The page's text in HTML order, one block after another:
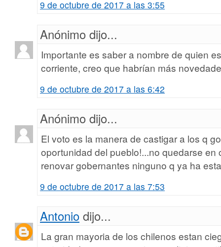
9 de octubre de 2017 a las 3:55
Anónimo dijo...
Importante es saber a nombre de quien
corriente, creo que habrían más
9 de octubre de 2017 a las 6:42
Anónimo dijo...
El voto es la manera de castigar a los q
oportunidad del pueblo!...no quedarse en
renovar gobernantes ninguno q ya ha
9 de octubre de 2017 a las 7:53
Antonio dijo...
La gran mayoria de los chilenos estan